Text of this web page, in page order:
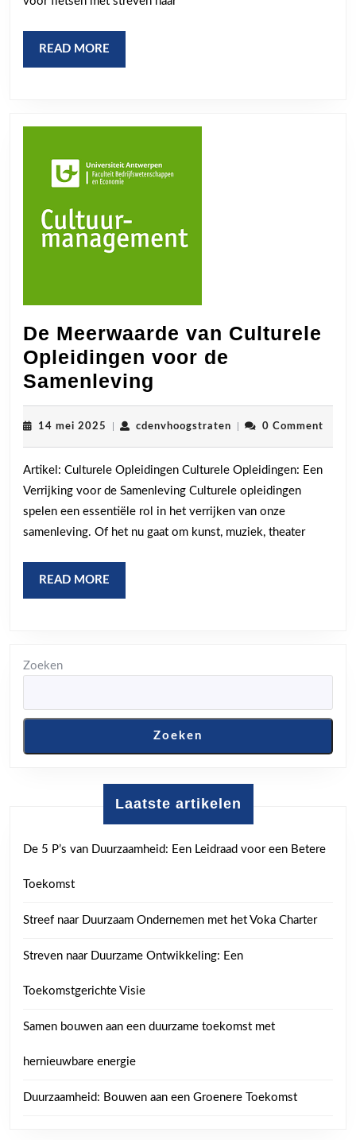
READ MORE
MORE
De Meerwaarde van Culturele
Opleidingen voor de
Samenleving
Meerwaarde
van
Culturele
Opleidingen
voor
de
14 mei 2025 14
cdenvhoogstratencdenvhoogstraten
0 Comment
Artikel: Culturele Opleidingen Culturele Opleidingen: Een
Verrijking voor de Samenleving Culturele opleidingen
spelen een essentiële rol in het verrijken van onze
samenleving. Of het nu gaat om kunst, muziek, theater
READ MORE
MORE
Zoeken
Zoeken
Laatste artikelen
De 5 P’s van Duurzaamheid: Een Leidraad voor een Betere
Toekomst
Streef naar Duurzaam Ondernemen met het Voka Charter
Streven naar Duurzame Ontwikkeling: Een
Toekomstgerichte Visie
Samen bouwen aan een duurzame toekomst met
hernieuwbare energie
Duurzaamheid: Bouwen aan een Groenere Toekomst